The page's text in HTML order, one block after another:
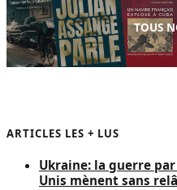
TOUS
ARTICLES LES + LUS
Ukraine: la guerre
Unis mènent sans